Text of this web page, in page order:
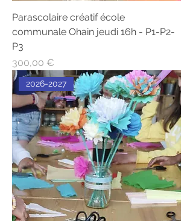
Parascolaire créatif école
communale Ohain jeudi 16h - P1-P2-
P3
Prix
300,00 €
2026-2027